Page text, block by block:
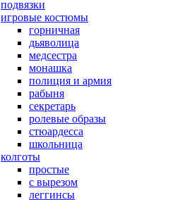
подвязки
игровые костюмы
горничная
дьяволица
медсестра
монашка
полиция и армия
рабыня
секретарь
ролевые образы
стюардесса
школьница
колготы
простые
с вырезом
леггинсы